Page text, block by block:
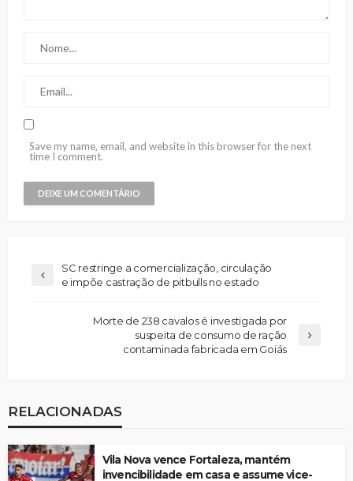
Save my name, email, and website in this browser for the next
time I comment.
SC restringe a comercialização, circulação
e impõe castração de pitbulls no estado
Morte de 238 cavalos é investigada por
suspeita de consumo de ração
contaminada fabricada em Goiás
RELACIONADAS
Vila Nova vence Fortaleza, mantém
invencibilidade em casa e assume vice-